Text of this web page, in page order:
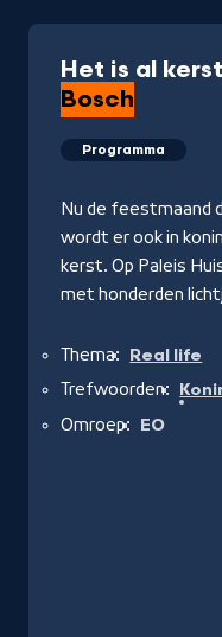
Het is al
Bosch
Programma
Nu de feestmaand
wordt er ook in
kerst. Op Paleis
met honderden
Thema: Real life
Trefwoorden:
Omroep: EO